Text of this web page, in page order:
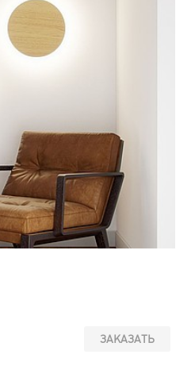
ЗАКАЗАТЬ